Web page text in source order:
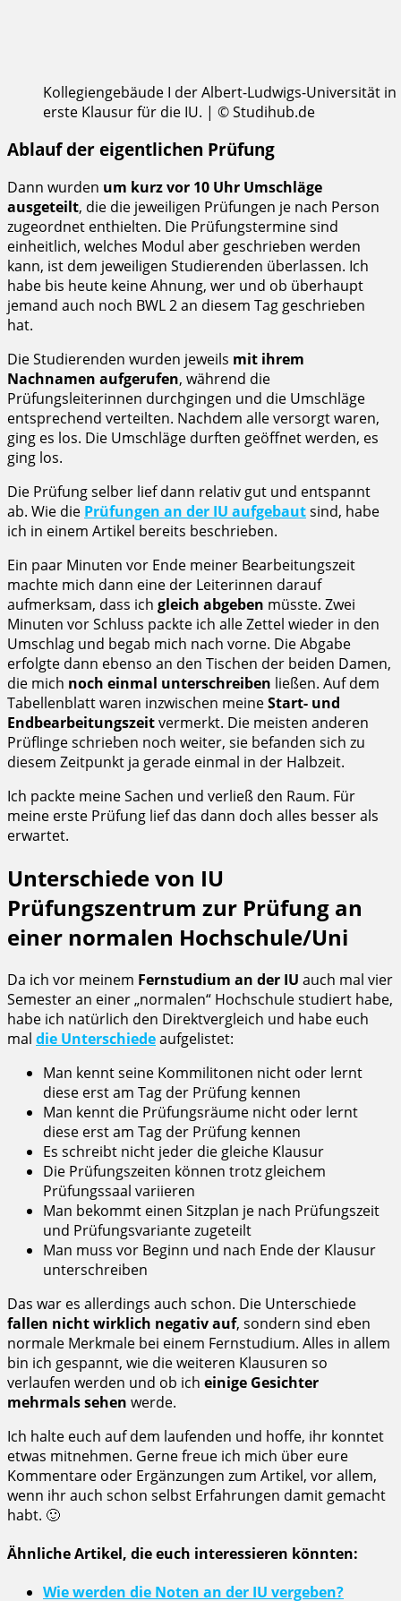
Kollegiengebäude I der Albert-Ludwigs-Universität
erste Klausur für die IU. | © Studihub.de
Ablauf der eigentlichen Prüfung
Dann wurden um kurz vor 10 Uhr Umschläge
ausgeteilt, die die jeweiligen Prüfungen je nach Person
zugeordnet enthielten. Die Prüfungstermine sind
einheitlich, welches Modul aber geschrieben werden
kann, ist dem jeweiligen Studierenden überlassen. Ich
habe bis heute keine Ahnung, wer und ob überhaupt
jemand auch noch BWL 2 an diesem Tag geschrieben
hat.
Die Studierenden wurden jeweils mit ihrem
Nachnamen aufgerufen, während die
Prüfungsleiterinnen durchgingen und die Umschläge
entsprechend verteilten. Nachdem alle versorgt waren,
ging es los. Die Umschläge durften geöffnet werden, es
ging los.
Die Prüfung selber lief dann relativ gut und entspannt
ab. Wie die Prüfungen an der IU aufgebautsind, habe
ich in einem Artikel bereits beschrieben.
Ein paar Minuten vor Ende meiner Bearbeitungszeit
machte mich dann eine der Leiterinnen darauf
aufmerksam, dass ich gleich abgeben müsste. Zwei
Minuten vor Schluss packte ich alle Zettel wieder in den
Umschlag und begab mich nach vorne. Die Abgabe
erfolgte dann ebenso an den Tischen der beiden Damen,
die mich noch einmal unterschreiben ließen. Auf dem
Tabellenblatt waren inzwischen meineStart- und
Endbearbeitungszeitvermerkt. Die meisten anderen
Prüflinge schrieben noch weiter, sie befanden sich zu
diesem Zeitpunkt ja gerade einmal in der Halbzeit.
Ich packte meine Sachen und verließ den Raum. Für
meine erste Prüfung lief das dann doch alles besser als
erwartet.
Unterschiede von IU
Prüfungszentrum zur Prüfung an
einer normalen Hochschule/Uni
Da ich vor meinem Fernstudium an der IU auch mal vier
Semester an einer „normalen“ Hochschule studiert habe,
habe ich natürlich den Direktvergleich und habe euch
mal die Unterschiedeaufgelistet:
Man kennt seine Kommilitonen nicht oder lernt
diese erst am Tag der Prüfung kennen
Man kennt die Prüfungsräume nicht oder lernt
diese erst am Tag der Prüfung kennen
Es schreibt nicht jeder die gleiche Klausur
Die Prüfungszeiten können trotz gleichem
Prüfungssaal variieren
Man bekommt einen Sitzplan je nach Prüfungszeit
und Prüfungsvariante zugeteilt
Man muss vor Beginn und nach Ende der Klausur
unterschreiben
Das war es allerdings auch schon. Die Unterschiede
fallen nicht wirklich negativ auf, sondern sind eben
normale Merkmale bei einem Fernstudium. Alles in allem
bin ich gespannt, wie die weiteren Klausuren so
verlaufen werden und ob ich einige Gesichter
mehrmals sehen werde.
Ich halte euch auf dem laufenden und hoffe, ihr konntet
etwas mitnehmen. Gerne freue ich mich über eure
Kommentare oder Ergänzungen zum Artikel, vor allem,
wenn ihr auch schon selbst Erfahrungen damit gemacht
habt. 🙂
Ähnliche Artikel, die euch interessieren könnten:
Wie werden die Noten an der IU vergeben?